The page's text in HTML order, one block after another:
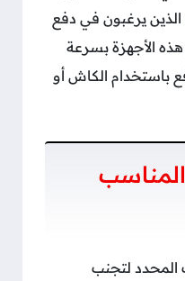
الذين يرغبون في دفع
الأجهزة بسرعة
باستخدام الكاش أو
المحدد لتجنب